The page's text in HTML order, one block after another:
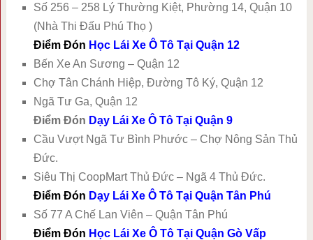
Số 256 – 258 Lý Thường Kiệt, Phường 14, Quận 10
(Nhà Thi Đấu Phú Thọ )
Điểm Đón Học Lái Xe Ô Tô Tại Quận 12
Bến Xe An Sương – Quận 12
Chợ Tân Chánh Hiệp, Đường Tô Ký, Quận 12
Ngã Tư Ga, Quận 12
Điểm Đón Dạy Lái Xe Ô Tô Tại Quận 9
Cầu Vượt Ngã Tư Bình Phước – Chợ Nông Sản Thủ
Đức.
Siêu Thị CoopMart Thủ Đức – Ngã 4 Thủ Đức.
Điểm Đón Dạy Lái Xe Ô Tô Tại Quận Tân Phú
Số 77 A Chế Lan Viên – Quận Tân Phú
Điểm Đón Học Lái Xe Ô Tô Tại Quận Gò Vấp